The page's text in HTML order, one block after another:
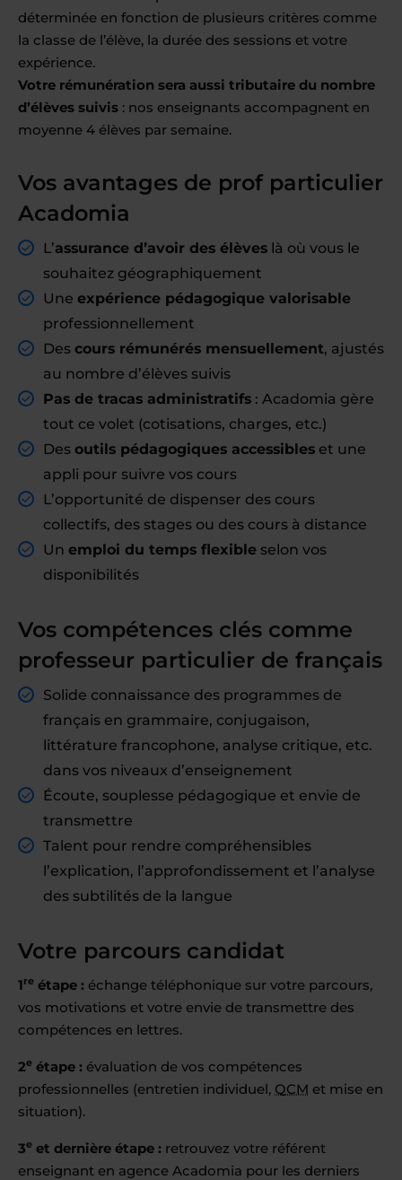
déterminée en fonction de plusieurs critères comme
la classe de l’élève, la durée des sessions et votre
expérience.
Votre rémunération sera aussi tributaire du nombre
d’élèves suivis : nos enseignants accompagnent en
moyenne 4 élèves par semaine.
Vos avantages de prof particulier
Acadomia
L’assurance d’avoir des élèves là où vous le
souhaitez géographiquement
Une expérience pédagogique valorisable
professionnellement
Des cours rémunérés mensuellement, ajustés
au nombre d’élèves suivis
Pas de tracas administratifs : Acadomia gère
tout ce volet (cotisations, charges, etc.)
Des outils pédagogiques accessibles et une
appli pour suivre vos cours
L’opportunité de dispenser des cours
collectifs, des stages ou des cours à distance
Un emploi du temps flexible selon vos
disponibilités
Vos compétences clés comme
professeur particulier de français
Solide connaissance des programmes de
français en grammaire, conjugaison,
littérature francophone, analyse critique, etc.
dans vos niveaux d’enseignement
Écoute, souplesse pédagogique et envie de
transmettre
Talent pour rendre compréhensibles
l’explication, l’approfondissement et l’analyse
des subtilités de la langue
Votre parcours candidat
1re étape : échange téléphonique sur votre parcours,
vos motivations et votre envie de transmettre des
compétences en lettres.
2e étape : évaluation de vos compétences
professionnelles (entretien individuel, QCM et mise en
situation).
3e et dernière étape : retrouvez votre référent
enseignant en agence Acadomia pour les derniers